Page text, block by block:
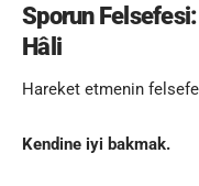
Sporun
Hâli
Hareket etmenin
Kendine iyi bakmak.